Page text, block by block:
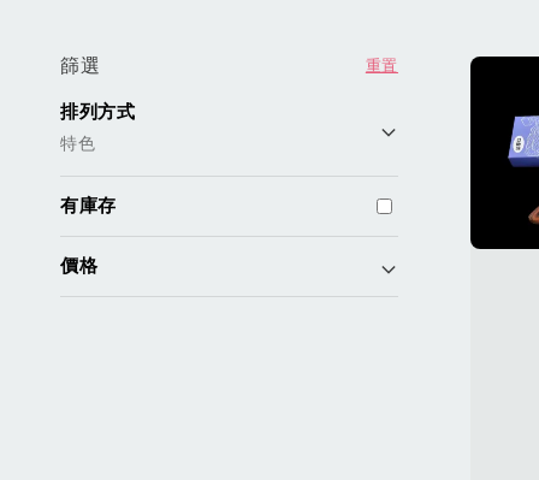
篩選 重置
排列方式
特色
有庫存
價格